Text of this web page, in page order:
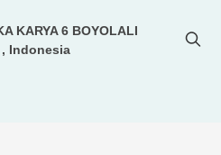
KARYA 6 BOYOLALI
Indonesia